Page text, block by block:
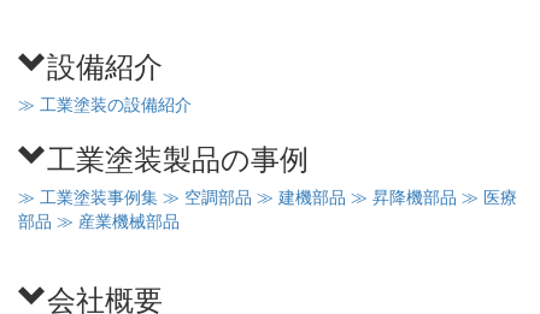
設備紹介
≫ 工業塗装の設備紹介
工業塗装製品の事例
≫ 工業塗装事例集 ≫ 空調部品 ≫ 建機部品 ≫ 昇降機部品 ≫ 医療
部品 ≫ 産業機械部品
会社概要